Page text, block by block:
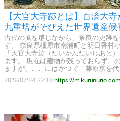
【大官大寺跡とは】百済大寺
九重塔がそびえた世界遺産候
古代の風を感じながら、奈良の史跡
す。 奈良県橿原市南浦町と明日香村
「大官大寺跡（だいかんだいじあと
ます。 現在は建物が残っておらず、
ますが、ここにはかつて、藤原京を
2026/07/24 22:10 https://